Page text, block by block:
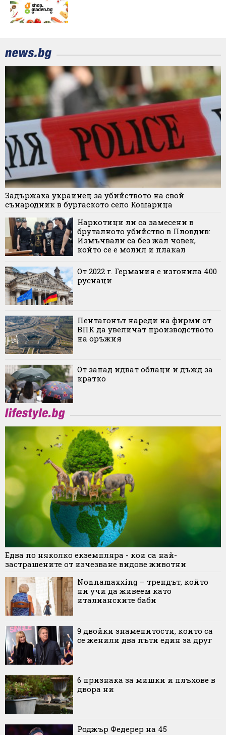
Задържаха украинец за убийството на свой
сънародник в бургаското село Кошарица
Наркотици ли са замесени в
бруталното убийство в Пловдив:
Измъчвали са без жал човек,
който се е молил и плакал
От 2022 г. Германия е изгонила 400
руснаци
Пентагонът нареди на фирми от
ВПК да увеличат производството
на оръжия
От запад идват облаци и дъжд за
кратко
Едва по няколко екземпляра - кои са най-
застрашените от изчезване видове животни
Nonnamaxxing – трендът, който
ни учи да живеем като
италианските баби
9 двойки знаменитости, които са
се женили два пъти един за друг
6 признака за мишки и плъхове в
двора ни
Роджър Федерер на 45